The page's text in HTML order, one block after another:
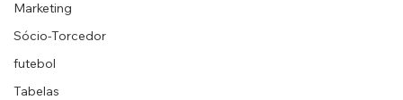
Marketing
Sócio-Torcedor
futebol
Tabelas